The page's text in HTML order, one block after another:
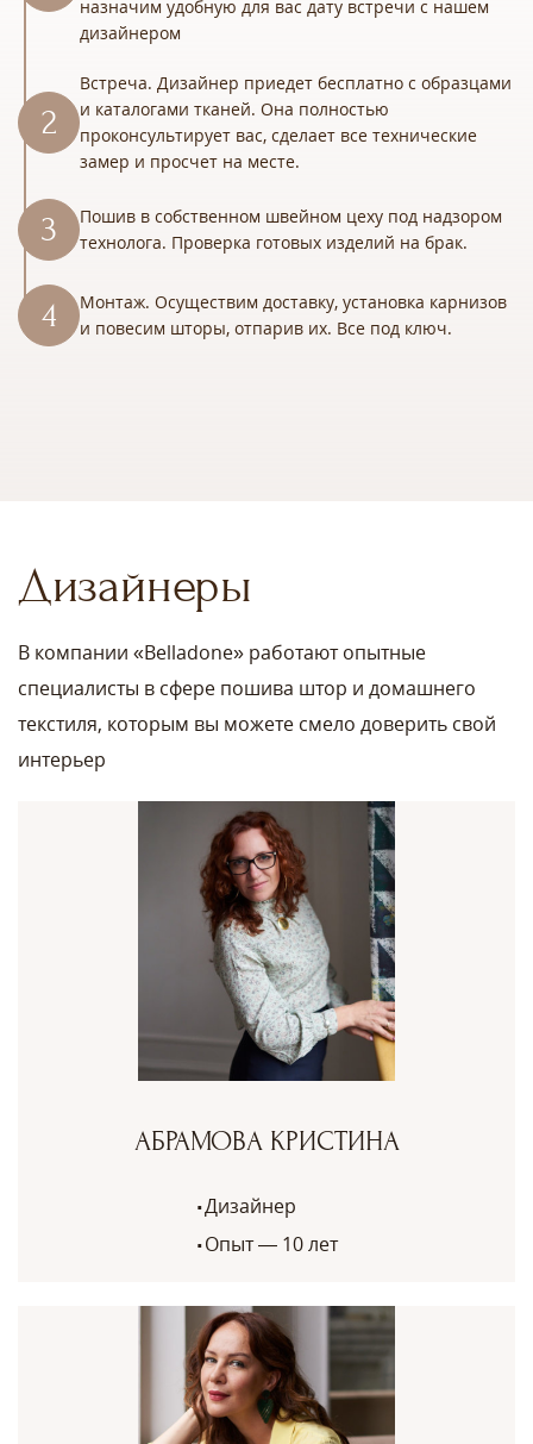
назначим удобную для вас дату встречи с нашем
дизайнером
Встреча. Дизайнер приедет бесплатно с образцами
и каталогами тканей. Она полностью
проконсультирует вас, сделает все технические
замер и просчет на месте.
Пошив в собственном швейном цеху под надзором
технолога. Проверка готовых изделий на брак.
Монтаж. Осуществим доставку, установка карнизов
и повесим шторы, отпарив их. Все под ключ.
Дизайнеры
В компании «Belladone» работают опытные
специалисты в сфере пошива штор и домашнего
текстиля, которым вы можете смело доверить свой
интерьер
АБРАМОВА КРИСТИНА
Дизайнер
Опыт — 10 лет